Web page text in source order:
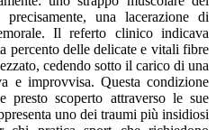
una lacerazione di
Il referto clinico indicava
percento delle delicate e vitali fibre
cedendo sotto il carico di una
e improvvisa. Questa condizione
presto scoperto attraverso le sue
uno dei traumi più insidiosi